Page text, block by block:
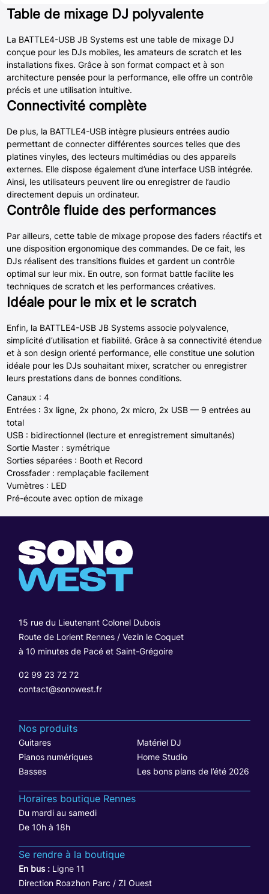
Table de mixage DJ polyvalente
La BATTLE4-USB JB Systems est une table de mixage DJ
conçue pour les DJs mobiles, les amateurs de scratch et les
installations fixes. Grâce à son format compact et à son
architecture pensée pour la performance, elle offre un contrôle
précis et une utilisation intuitive.
Connectivité complète
De plus, la BATTLE4-USB intègre plusieurs entrées audio
permettant de connecter différentes sources telles que des
platines vinyles, des lecteurs multimédias ou des appareils
externes. Elle dispose également d’une interface USB intégrée.
Ainsi, les utilisateurs peuvent lire ou enregistrer de l’audio
directement depuis un ordinateur.
Contrôle fluide des performances
Par ailleurs, cette table de mixage propose des faders réactifs et
une disposition ergonomique des commandes. De ce fait, les
DJs réalisent des transitions fluides et gardent un contrôle
optimal sur leur mix. En outre, son format battle facilite les
techniques de scratch et les performances créatives.
Idéale pour le mix et le scratch
Enfin, la BATTLE4-USB JB Systems associe polyvalence,
simplicité d’utilisation et fiabilité. Grâce à sa connectivité étendue
et à son design orienté performance, elle constitue une solution
idéale pour les DJs souhaitant mixer, scratcher ou enregistrer
leurs prestations dans de bonnes conditions.
Canaux : 4
Entrées : 3x ligne, 2x phono, 2x micro, 2x USB — 9 entrées au
total
USB : bidirectionnel (lecture et enregistrement simultanés)
Sortie Master : symétrique
Sorties séparées : Booth et Record
Crossfader : remplaçable facilement
Vumètres : LED
Pré-écoute avec option de mixage
15 rue du Lieutenant Colonel Dubois
Route de Lorient Rennes / Vezin le Coquet
à 10 minutes de Pacé et Saint-Grégoire
02 99 23 72 72
contact@sonowest.fr
Nos produits
Guitares
Matériel DJ
Pianos numériques
Home Studio
Basses
Les bons plans de l’été 2026
Horaires boutique Rennes
Du mardi au samedi
De 10h à 18h
Se rendre à la boutique
En bus : Ligne 11
Direction Roazhon Parc / ZI Ouest